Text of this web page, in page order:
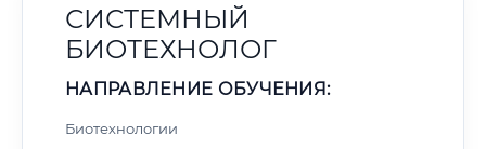
СИСТЕМНЫЙ
БИОТЕХНОЛОГ
НАПРАВЛЕНИЕ ОБУЧЕНИЯ:
Биотехнологии